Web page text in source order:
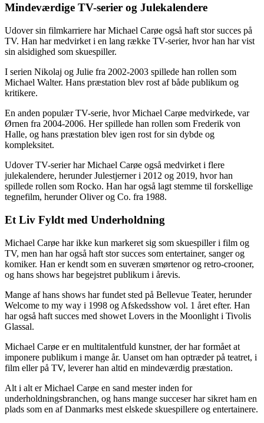
Mindeværdige TV-serier og Julekalendere
Udover sin filmkarriere har Michael Carøe også haft stor succes på
TV. Han har medvirket i en lang række TV-serier, hvor han har vist
sin alsidighed som skuespiller.
I serien Nikolaj og Julie fra 2002-2003 spillede han rollen som
Michael Walter. Hans præstation blev rost af både publikum og
kritikere.
En anden populær TV-serie, hvor Michael Carøe medvirkede, var
Ørnen fra 2004-2006. Her spillede han rollen som Frederik von
Halle, og hans præstation blev igen rost for sin dybde og
kompleksitet.
Udover TV-serier har Michael Carøe også medvirket i flere
julekalendere, herunder Julestjerner i 2012 og 2019, hvor han
spillede rollen som Rocko. Han har også lagt stemme til forskellige
tegnefilm, herunder Oliver og Co. fra 1988.
Et Liv Fyldt med Underholdning
Michael Carøe har ikke kun markeret sig som skuespiller i film og
TV, men han har også haft stor succes som entertainer, sanger og
komiker. Han er kendt som en suveræn smørtenor og retro-crooner,
og hans shows har begejstret publikum i årevis.
Mange af hans shows har fundet sted på Bellevue Teater, herunder
Welcome to my way i 1998 og Afskedsshow vol. 1 året efter. Han
har også haft succes med showet Lovers in the Moonlight i Tivolis
Glassal.
Michael Carøe er en multitalentfuld kunstner, der har formået at
imponere publikum i mange år. Uanset om han optræder på teatret, i
film eller på TV, leverer han altid en mindeværdig præstation.
Alt i alt er Michael Carøe en sand mester inden for
underholdningsbranchen, og hans mange succeser har sikret ham en
plads som en af Danmarks mest elskede skuespillere og entertainere.